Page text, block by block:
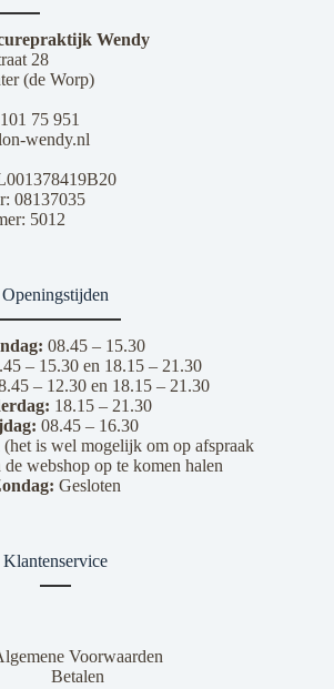
Wendy
28
(de Worp)
75 951
wendy.nl
08137035
5012
Openingstijden
08.45 – 15.30
– 15.30 en 18.15 – 21.30
– 12.30 en 18.15 – 21.30
18.15 – 21.30
08.45 – 16.30
(het is wel mogelijk om op afspraak
webshop op te komen halen
Gesloten
Klantenservice
Voorwaarden
Betalen